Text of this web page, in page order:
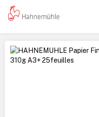
Ignorer la galerie d'images